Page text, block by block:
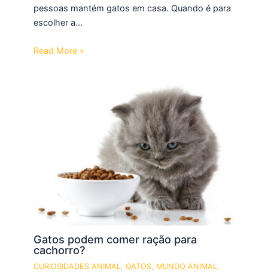
pessoas mantém gatos em casa. Quando é para
escolher a…
Read More »
Gatos podem comer ração para
cachorro?
CURIOSIDADES ANIMAL,GATOS, MUNDO ANIMAL,